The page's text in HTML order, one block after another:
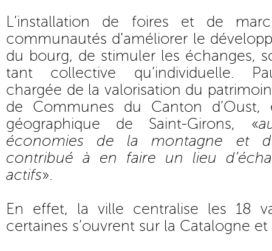
L’installation de foires et de
communautés d’améliorer le
du bourg, de stimuler les échanges,
tant collective qu’individuelle.
chargée de la valorisation du
de Communes du Canton d’Oust,
géographique de Saint-Girons, «
économies de la montagne et
contribué à en faire un lieu
actifs».
En effet, la ville centralise les 18
certaines s’ouvrent sur la Catalogne